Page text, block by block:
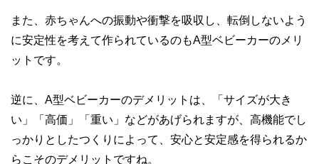
また、赤ちゃんへの振動や衝撃を吸収し、転倒しないよう
に安定性を考えて作られているのもA型ベビーカーのメリ
ットです。
逆に、A型ベビーカーのデメリットは、「サイズが大き
い」「高価」「重い」などがあげられますが、高機能でし
っかりとしたつくりによって、安心と安定感を得られるか
らこそのデメリットですね。